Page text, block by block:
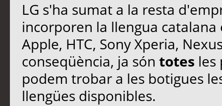
LG s'ha sumat a la resta
incorporen la llengua catalana
Apple, HTC, Sony Xperia,
conseqüència, ja són totes les
podem trobar a les botigues
llengües disponibles.